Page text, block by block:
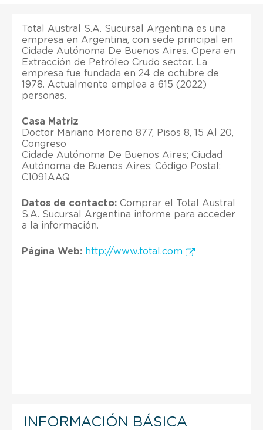
Total Austral S.A. Sucursal Argentina es una
empresa en Argentina, con sede principal en
Cidade Autónoma De Buenos Aires. Opera en
Extracción de Petróleo Crudo sector. La
empresa fue fundada en 24 de octubre de
1978. Actualmente emplea a 615 (2022)
personas.
Casa Matriz
Doctor Mariano Moreno 877, Pisos 8, 15 Al 20,
Congreso
Cidade Autónoma De Buenos Aires; Ciudad
Autónoma de Buenos Aires; Código Postal:
C1091AAQ
Datos de contacto: Comprar el Total Austral
S.A. Sucursal Argentina informe para acceder
a la información.
Página Web: http://www.total.com
INFORMACIÓN BÁSICA